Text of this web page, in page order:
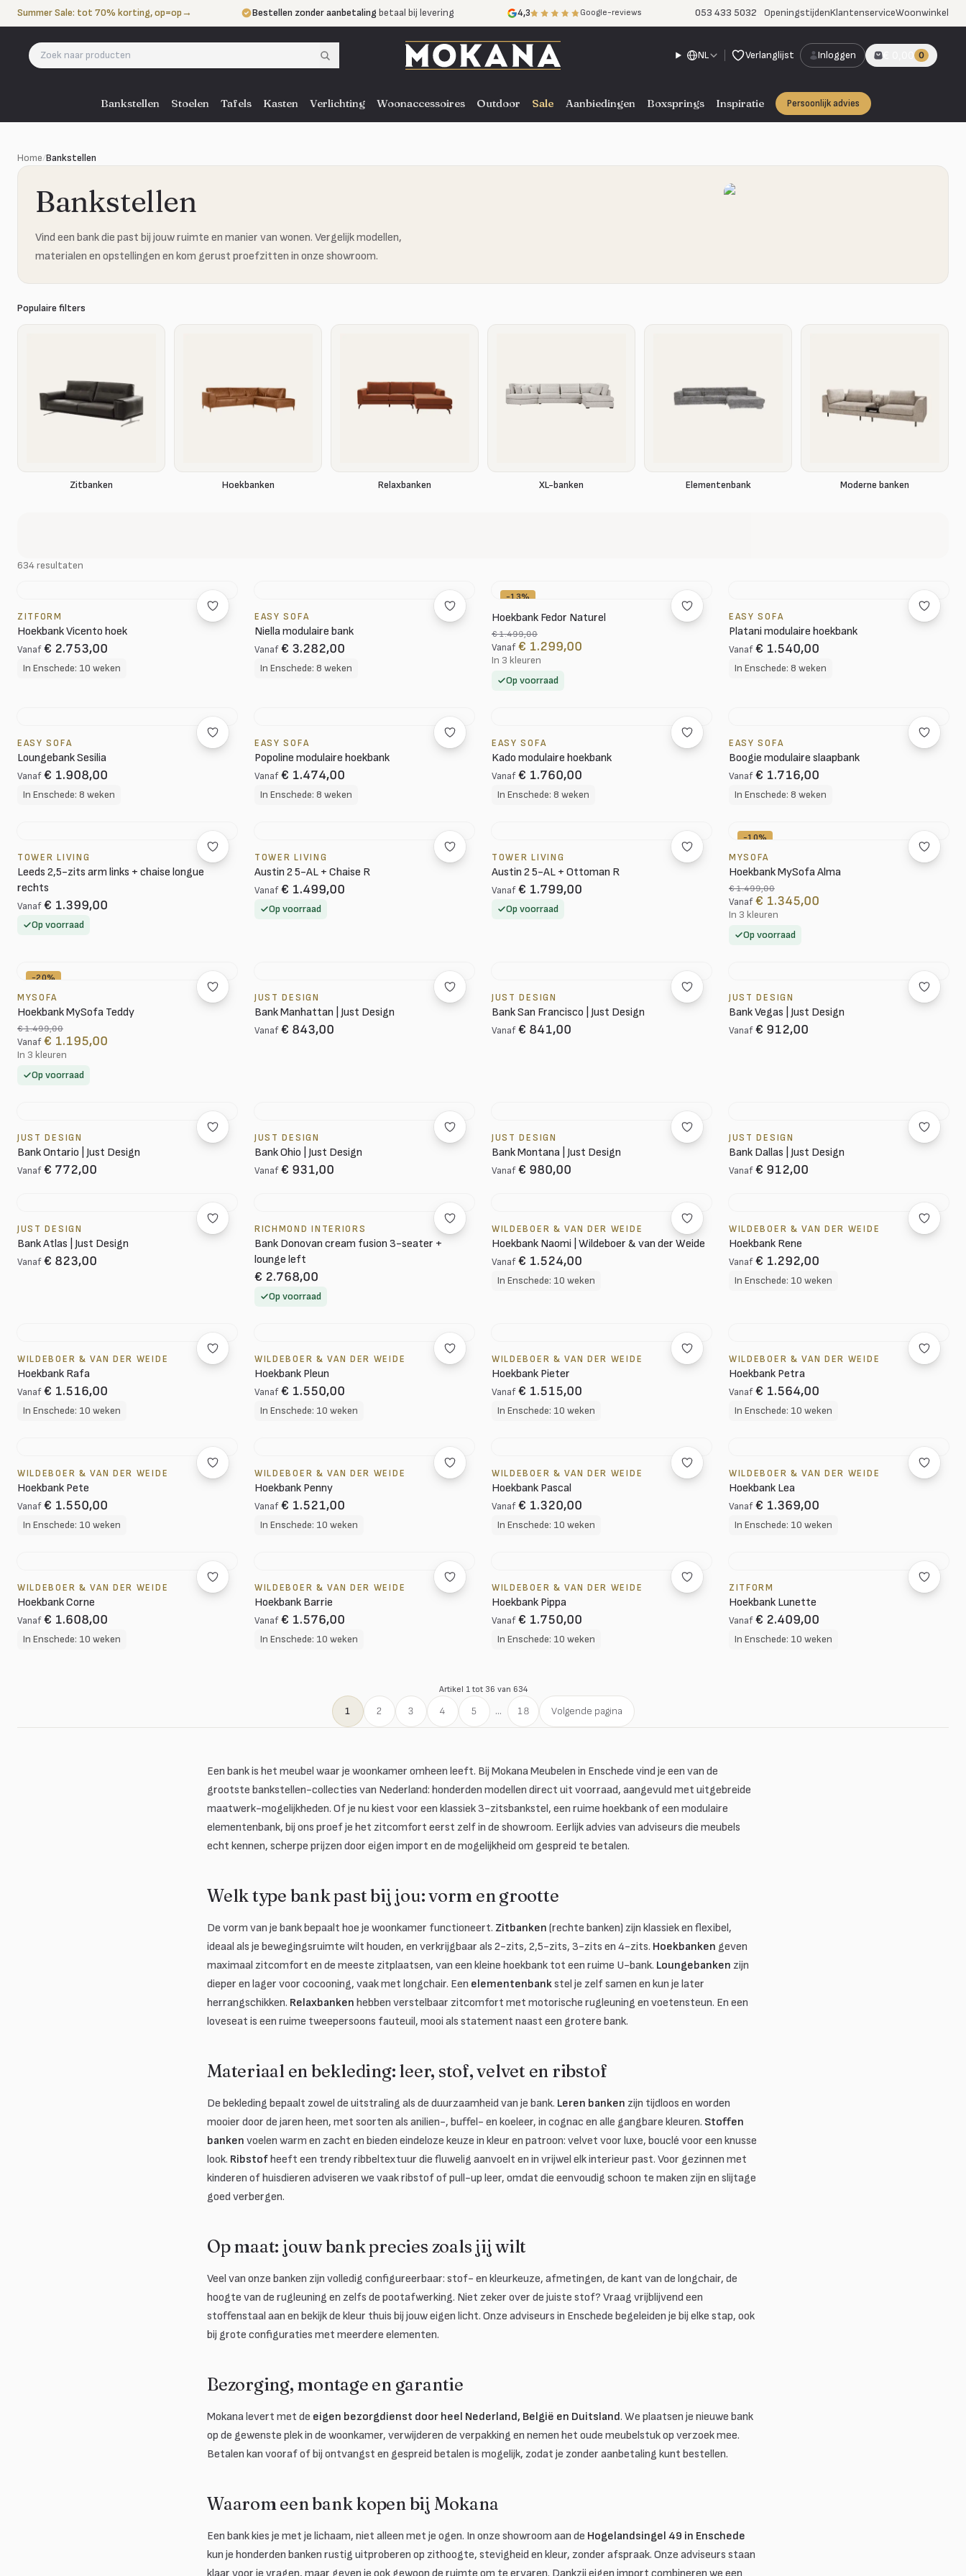
Naar de inhoud
Summer Sale: tot 70% korting, op=op→ Bestellen zonder aanbetaling betaal bij levering
Eigen bezorgdienst door heel NL, BE en DE
4,3 Google-reviews 053 433 5032 OpeningstijdenKlantenserviceWoonwinkel
NL Verlanglijst Inloggen € 0,00 0
Bankstellen Stoelen Tafels Kasten Verlichting Woonaccessoires Outdoor Sale Aanbiedingen Boxsprings Inspiratie Persoonlijk advies
Home/Bankstellen
Bankstellen
Vind een bank die past bij jouw ruimte en manier van wonen. Vergelijk modellen,
materialen en opstellingen en kom gerust proefzitten in onze showroom.
Populaire filters
Zitbanken Hoekbanken Relaxbanken XL-banken Elementenbank Moderne banken
634 resultaten
ZITFORM
Hoekbank Vicento hoek
Vanaf € 2.753,00
In Enschede: 10 weken
EASY SOFA
Niella modulaire bank
Vanaf € 3.282,00
In Enschede: 8 weken
-13%
Hoekbank Fedor Naturel
€ 1.499,00
Vanaf € 1.299,00
In 3 kleuren
Op voorraad
EASY SOFA
Platani modulaire hoekbank
Vanaf € 1.540,00
In Enschede: 8 weken
EASY SOFA
Loungebank Sesilia
Vanaf € 1.908,00
In Enschede: 8 weken
EASY SOFA
Popoline modulaire hoekbank
Vanaf € 1.474,00
In Enschede: 8 weken
EASY SOFA
Kado modulaire hoekbank
Vanaf € 1.760,00
In Enschede: 8 weken
EASY SOFA
Boogie modulaire slaapbank
Vanaf € 1.716,00
In Enschede: 8 weken
TOWER LIVING
Leeds 2,5-zits arm links + chaise longue
rechts
Vanaf € 1.399,00
Op voorraad
TOWER LIVING
Austin 2 5-AL + Chaise R
Vanaf € 1.499,00
Op voorraad
TOWER LIVING
Austin 2 5-AL + Ottoman R
Vanaf € 1.799,00
Op voorraad
-10%
MYSOFA
Hoekbank MySofa Alma
€ 1.499,00
Vanaf € 1.345,00
In 3 kleuren
Op voorraad
-20%
MYSOFA
Hoekbank MySofa Teddy
€ 1.499,00
Vanaf € 1.195,00
In 3 kleuren
Op voorraad
JUST DESIGN
Bank Manhattan | Just Design
Vanaf € 843,00
JUST DESIGN
Bank San Francisco | Just Design
Vanaf € 841,00
JUST DESIGN
Bank Vegas | Just Design
Vanaf € 912,00
JUST DESIGN
Bank Ontario | Just Design
Vanaf € 772,00
JUST DESIGN
Bank Ohio | Just Design
Vanaf € 931,00
JUST DESIGN
Bank Montana | Just Design
Vanaf € 980,00
JUST DESIGN
Bank Dallas | Just Design
Vanaf € 912,00
JUST DESIGN
Bank Atlas | Just Design
Vanaf € 823,00
RICHMOND INTERIORS
Bank Donovan cream fusion 3-seater +
lounge left
€ 2.768,00
Op voorraad
WILDEBOER & VAN DER WEIDE
Hoekbank Naomi | Wildeboer & van der Weide
Vanaf € 1.524,00
In Enschede: 10 weken
WILDEBOER & VAN DER WEIDE
Hoekbank Rene
Vanaf € 1.292,00
In Enschede: 10 weken
WILDEBOER & VAN DER WEIDE
Hoekbank Rafa
Vanaf € 1.516,00
In Enschede: 10 weken
WILDEBOER & VAN DER WEIDE
Hoekbank Pleun
Vanaf € 1.550,00
In Enschede: 10 weken
WILDEBOER & VAN DER WEIDE
Hoekbank Pieter
Vanaf € 1.515,00
In Enschede: 10 weken
WILDEBOER & VAN DER WEIDE
Hoekbank Petra
Vanaf € 1.564,00
In Enschede: 10 weken
WILDEBOER & VAN DER WEIDE
Hoekbank Pete
Vanaf € 1.550,00
In Enschede: 10 weken
WILDEBOER & VAN DER WEIDE
Hoekbank Penny
Vanaf € 1.521,00
In Enschede: 10 weken
WILDEBOER & VAN DER WEIDE
Hoekbank Pascal
Vanaf € 1.320,00
In Enschede: 10 weken
WILDEBOER & VAN DER WEIDE
Hoekbank Lea
Vanaf € 1.369,00
In Enschede: 10 weken
WILDEBOER & VAN DER WEIDE
Hoekbank Corne
Vanaf € 1.608,00
In Enschede: 10 weken
WILDEBOER & VAN DER WEIDE
Hoekbank Barrie
Vanaf € 1.576,00
In Enschede: 10 weken
WILDEBOER & VAN DER WEIDE
Hoekbank Pippa
Vanaf € 1.750,00
In Enschede: 10 weken
ZITFORM
Hoekbank Lunette
Vanaf € 2.409,00
In Enschede: 10 weken
Artikel 1 tot 36 van 634
1 2 3 4 5 ... 18 Volgende pagina
Een bank is het meubel waar je woonkamer omheen leeft. Bij Mokana Meubelen in Enschede vind je een van de
grootste bankstellen-collecties van Nederland: honderden modellen direct uit voorraad, aangevuld met uitgebreide
maatwerk-mogelijkheden. Of je nu kiest voor een klassiek 3-zitsbankstel, een ruime hoekbank of een modulaire
elementenbank, bij ons proef je het zitcomfort eerst zelf in de showroom. Eerlijk advies van adviseurs die meubels
echt kennen, scherpe prijzen door eigen import en de mogelijkheid om gespreid te betalen.
Welk type bank past bij jou: vorm en grootte
De vorm van je bank bepaalt hoe je woonkamer functioneert. Zitbanken (rechte banken) zijn klassiek en flexibel,
ideaal als je bewegingsruimte wilt houden, en verkrijgbaar als 2-zits, 2,5-zits, 3-zits en 4-zits. Hoekbanken geven
maximaal zitcomfort en de meeste zitplaatsen, van een kleine hoekbank tot een ruime U-bank. Loungebanken zijn
dieper en lager voor cocooning, vaak met longchair. Een elementenbankstel je zelf samen en kun je later
herrangschikken. Relaxbanken hebben verstelbaar zitcomfort met motorische rugleuning en voetensteun. En een
loveseat is een ruime tweepersoons fauteuil, mooi als statement naast een grotere bank.
Materiaal en bekleding: leer, stof, velvet en ribstof
De bekleding bepaalt zowel de uitstraling als de duurzaamheid van je bank. Leren banken zijn tijdloos en worden
mooier door de jaren heen, met soorten als anilien-, buffel- en koeleer, in cognac en alle gangbare kleuren. Stoffen
banken voelen warm en zacht en bieden eindeloze keuze in kleur en patroon: velvet voor luxe, bouclé voor een knusse
look. Ribstofheeft een trendy ribbeltextuur die fluwelig aanvoelt en in vrijwel elk interieur past. Voor gezinnen met
kinderen of huisdieren adviseren we vaak ribstof of pull-up leer, omdat die eenvoudig schoon te maken zijn en slijtage
goed verbergen.
Op maat: jouw bank precies zoals jij wilt
Veel van onze banken zijn volledig configureerbaar: stof- en kleurkeuze, afmetingen, de kant van de longchair, de
hoogte van de rugleuning en zelfs de pootafwerking. Niet zeker over de juiste stof? Vraag vrijblijvend een
stoffenstaal aan en bekijk de kleur thuis bij jouw eigen licht. Onze adviseurs in Enschede begeleiden je bij elke stap, ook
bij grote configuraties met meerdere elementen.
Bezorging, montage en garantie
Mokana levert met de eigen bezorgdienst door heel Nederland, België en Duitsland. We plaatsen je nieuwe bank
op de gewenste plek in de woonkamer, verwijderen de verpakking en nemen het oude meubelstuk op verzoek mee.
Betalen kan vooraf of bij ontvangst en gespreid betalen is mogelijk, zodat je zonder aanbetaling kunt bestellen.
Waarom een bank kopen bij Mokana
Een bank kies je met je lichaam, niet alleen met je ogen. In onze showroom aan de Hogelandsingel 49 in Enschede
kun je honderden banken rustig uitproberen op zithoogte, stevigheid en kleur, zonder afspraak. Onze adviseurs staan